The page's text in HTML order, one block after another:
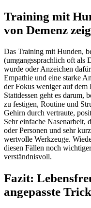
Training mit
von Demenz
Das Training mit Hunden,
(umgangssprachlich oft als
wurde oder Anzeichen
Empathie und eine starke
der Fokus weniger auf dem
Stattdessen geht es darum,
zu festigen, Routine und
Gehirn durch vertraute,
Sehr einfache Nasenarbeit,
oder Personen und sehr
wertvolle Werkzeuge.
diesen Fällen noch
verständnisvoll.
Fazit:
angepasste